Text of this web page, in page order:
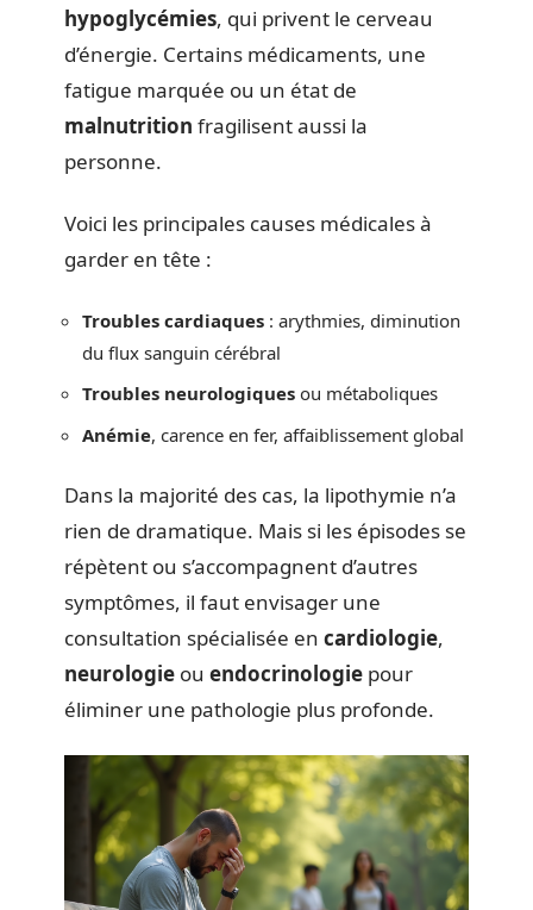
hypoglycémies, qui privent le cerveau
d’énergie. Certains médicaments, une
fatigue marquée ou un état de
malnutrition fragilisent aussi la
personne.
Voici les principales causes médicales à
garder en tête :
Troubles cardiaques : arythmies, diminution
du flux sanguin cérébral
Troubles neurologiques ou métaboliques
Anémie, carence en fer, affaiblissement global
Dans la majorité des cas, la lipothymie n’a
rien de dramatique. Mais si les épisodes se
répètent ou s’accompagnent d’autres
symptômes, il faut envisager une
consultation spécialisée en cardiologie,
neurologie ou endocrinologie pour
éliminer une pathologie plus profonde.